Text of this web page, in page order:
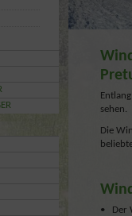
sehen.
Die
• Der